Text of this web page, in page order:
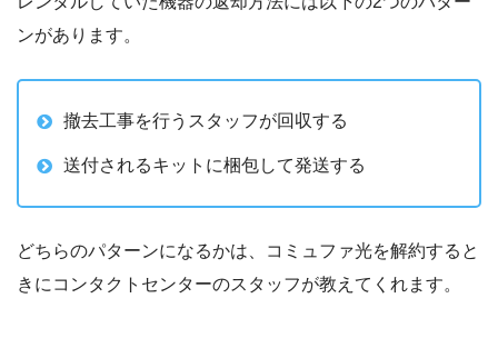
ンがあります。
撤去工事を行うスタッフが回収する
送付されるキットに梱包して発送する
どちらのパターンになるかは、コミュファ光を解約すると
きにコンタクトセンターのスタッフが教えてくれます。